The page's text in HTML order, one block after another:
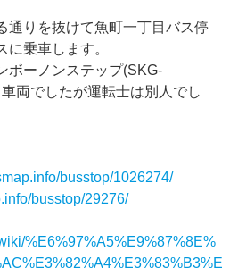
通りを抜けて魚町一丁目バス停
乗車します。
ボーノンステップ(SKG-
両でしたが運転士は別人でし
busstop/1026274/
busstop/29276/
%E6%97%A5%E9%87%8E%